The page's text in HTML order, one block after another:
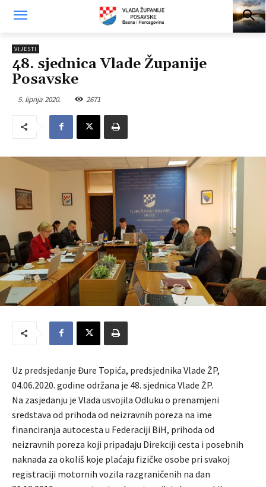
VIJESTI
48. sjednica Vlade Županije
Posavske
5. lipnja 2020. 2671
Uz predsjedanje Đure Topića, predsjednika Vlade ŽP,
04.06.2020. godine održana je 48. sjednica Vlade ŽP.
Na zasjedanju je Vlada usvojila Odluku o prenamjeni
sredstava od prihoda od neizravnih poreza na ime
financiranja autocesta u Federaciji BiH, prihoda od
neizravnih poreza koji pripadaju Direkciji cesta i posebnih
naknada za okoliš koje plaćaju fizičke osobe pri svakoj
registraciji motornih vozila razgraničenih na dan